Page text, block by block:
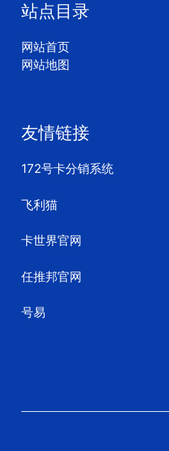
站点目录
网站首页
网站地图
友情链接
172号卡分销系统
飞利猫
卡世界官网
任推邦官网
号易